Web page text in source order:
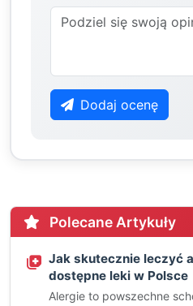
Dodaj ocenę
Polecane Artykuły
Jak skutecznie leczyć
dostępne leki w Polsce
Alergie to powszechne